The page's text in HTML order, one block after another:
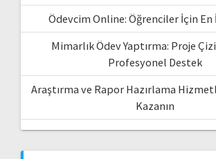
Ödevcim Online: Öğrenciler İçin En
Mimarlık Ödev Yaptırma: Proje
Profesyonel Destek
Araştırma ve Rapor Hazırlama
Kazanın